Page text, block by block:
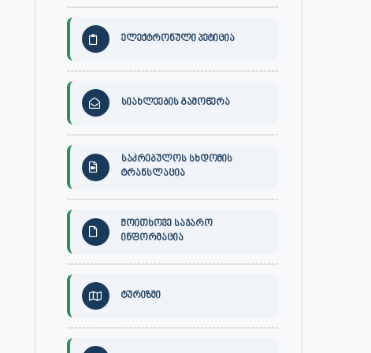
ელექტრონული პეტიცია
სიახლეების გამოწერა
საკრებულოს სხდომის
ტრანსლაცია
მოითხოვე საჯარო
ინფორმაცია
ტურიზმი